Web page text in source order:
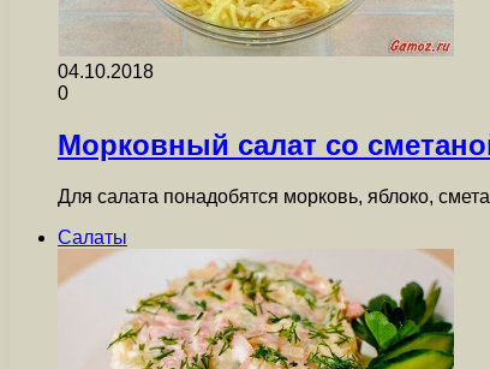
04.10.2018
0
Морковный салат со
Для салата понадобятся морковь, яблоко,
Салаты